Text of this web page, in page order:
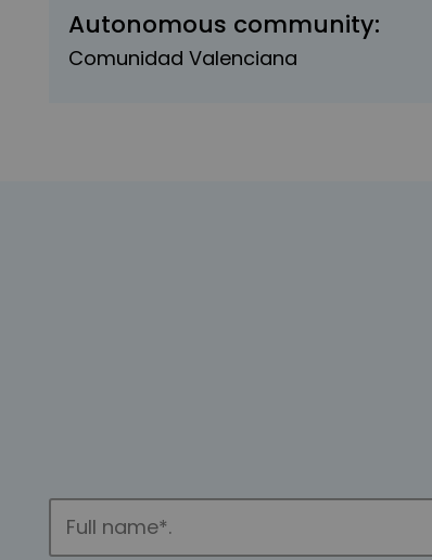
Autonomous community:
Comunidad Valenciana